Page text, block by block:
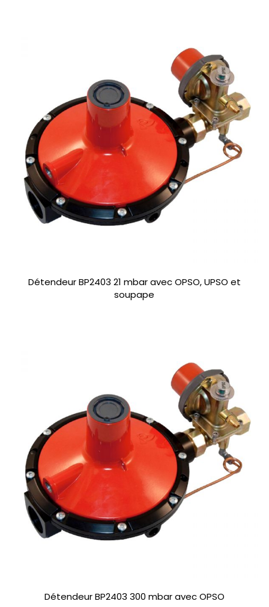
Détendeur BP2403 21 mbar avec OPSO, UPSO et
soupape
Détendeur BP2403 300 mbar avec OPSO